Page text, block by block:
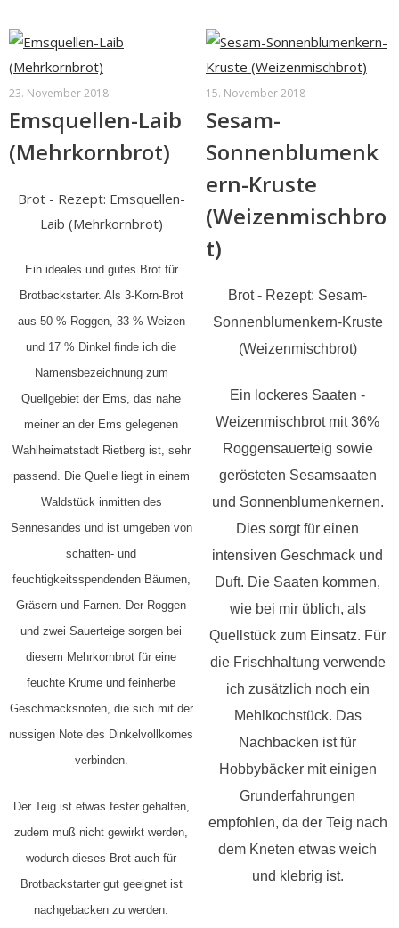
23. November 2018
Emsquellen-Laib
(Mehrkornbrot)
Brot - Rezept: Emsquellen-
Laib (Mehrkornbrot)
Ein ideales und gutes Brot für
Brotbackstarter. Als 3-Korn-Brot
aus 50 % Roggen, 33 % Weizen
und 17 % Dinkel finde ich die
Namensbezeichnung zum
Quellgebiet der Ems, das nahe
meiner an der Ems gelegenen
Wahlheimatstadt Rietberg ist, sehr
passend. Die Quelle liegt in einem
Waldstück inmitten des
Sennesandes und ist umgeben von
schatten- und
feuchtigkeitsspendenden Bäumen,
Gräsern und Farnen. Der Roggen
und zwei Sauerteige sorgen bei
diesem Mehrkornbrot für eine
feuchte Krume und feinherbe
Geschmacksnoten, die sich mit der
nussigen Note des Dinkelvollkornes
verbinden.
Der Teig ist etwas fester gehalten,
zudem muß nicht gewirkt werden,
wodurch dieses Brot auch für
Brotbackstarter gut geeignet ist
nachgebacken zu werden.
15. November 2018
Sesam-
Sonnenblumenk
ern-Kruste
(Weizenmischbro
t)
Brot - Rezept: Sesam-
Sonnenblumenkern-Kruste
(Weizenmischbrot)
Ein lockeres Saaten -
Weizenmischbrot mit 36%
Roggensauerteig sowie
gerösteten Sesamsaaten
und Sonnenblumenkernen.
Dies sorgt für einen
intensiven Geschmack und
Duft. Die Saaten kommen,
wie bei mir üblich, als
Quellstück zum Einsatz. Für
die Frischhaltung verwende
ich zusätzlich noch ein
Mehlkochstück. Das
Nachbacken ist für
Hobbybäcker mit einigen
Grunderfahrungen
empfohlen, da der Teig nach
dem Kneten etwas weich
und klebrig ist.